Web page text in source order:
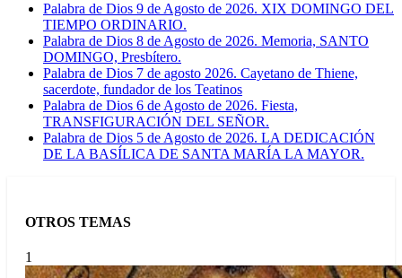
Palabra de Dios 9 de Agosto de 2026. XIX DOMINGO DEL
TIEMPO ORDINARIO.
Palabra de Dios 8 de Agosto de 2026. Memoria, SANTO
DOMINGO, Presbítero.
Palabra de Dios 7 de agosto 2026. Cayetano de Thiene,
sacerdote, fundador de los Teatinos
Palabra de Dios 6 de Agosto de 2026. Fiesta,
TRANSFIGURACIÓN DEL SEÑOR.
Palabra de Dios 5 de Agosto de 2026. LA DEDICACIÓN
DE LA BASÍLICA DE SANTA MARÍA LA MAYOR.
OTROS TEMAS
1